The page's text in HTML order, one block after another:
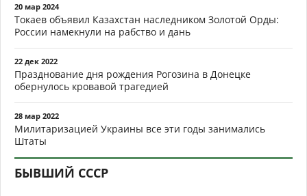
20 мар 2024
Токаев объявил Казахстан наследником Золотой Орды:
России намекнули на рабство и дань
22 дек 2022
Празднование дня рождения Рогозина в Донецке
обернулось кровавой трагедией
28 мар 2022
Милитаризацией Украины все эти годы занимались
Штаты
БЫВШИЙ СССР